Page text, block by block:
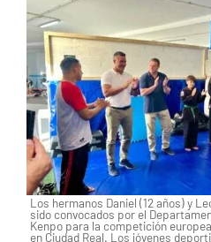
Los hermanos Daniel (12 años) y
sido convocados por el
Kenpo para la competición
en Ciudad Real. Los jóvenes